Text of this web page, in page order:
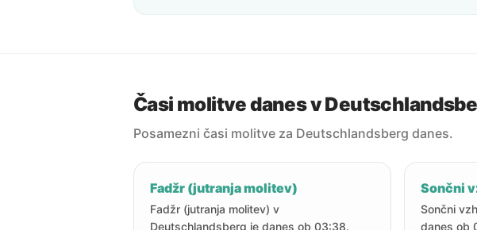
Časi molitve danes v
Posamezni časi molitve za Deutschlandsberg danes.
Fadžr (jutranja molitev)
Fadžr (jutranja molitev) v
Deutschlandsberg je danes ob 03:38.
Sončni
Sončni
danes ob